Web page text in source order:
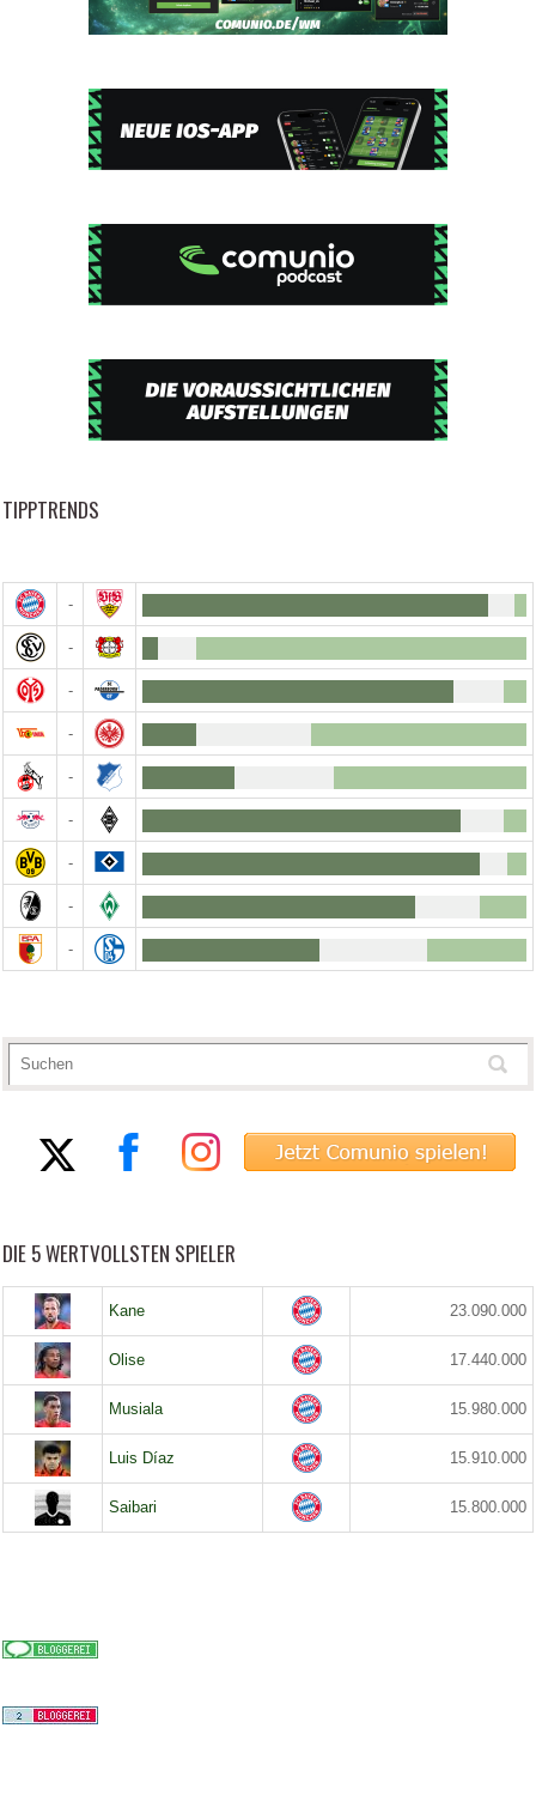
TIPPTRENDS
-
-
-
-
-
-
-
-
-
DIE 5 WERTVOLLSTEN SPIELER
Kane 23.090.000
Olise 17.440.000
Musiala 15.980.000
Luis Díaz 15.910.000
Saibari 15.800.000